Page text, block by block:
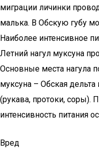
миграции личинки
малька. В Обскую губу
Наиболее интенсивное
Летний нагул муксуна
Основные места нагула
муксуна – Обская
(рукава, протоки, соры).
интенсивность питания
Вред